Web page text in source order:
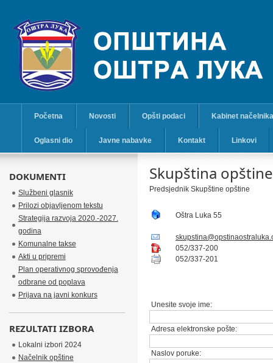
Početna Novosti Opšti podaci Kabinet načelnika
Oglasni dio Javne nabavke Kontakt Linkovi
Skupština opštine
Predsjednik Skupštine opštine
Oštra Luka 55
052/337-200
052/337-201
Unesite svoje ime:
Adresa elektronske pošte:
Naslov poruke:
DOKUMENTI
Službeni glasnik
Prilozi objavljenom tekstu
Strategija razvoja 2020.-2027.
godina
Komunalne takse
Akti u pripremi
Plan operativnog sprovođenja
odbrane od poplava
Prijava na javni konkurs
REZULTATI IZBORA
Lokalni izbori 2024
Načelnik opštine